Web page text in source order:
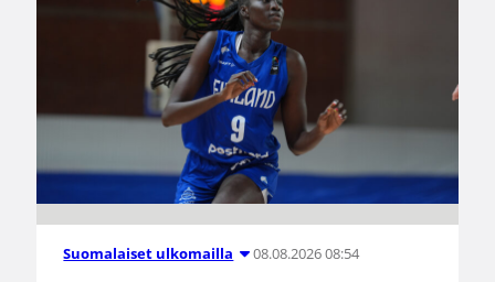
Suomalaiset ulkomailla 08.08.2026 08:54